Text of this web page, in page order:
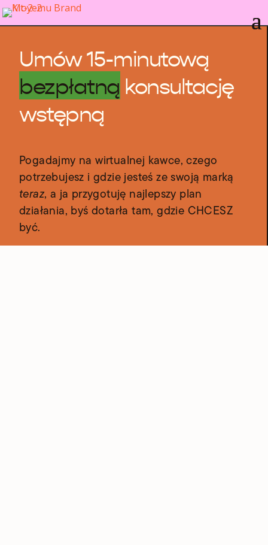
Umów 15-minutową
bezpłatną konsultację
wstępną
Pogadajmy na wirtualnej kawce, czego
potrzebujesz i gdzie jesteś ze swoją marką
teraz, a ja przygotuję najlepszy plan
działania, byś dotarła tam, gdzie CHCESZ
być.